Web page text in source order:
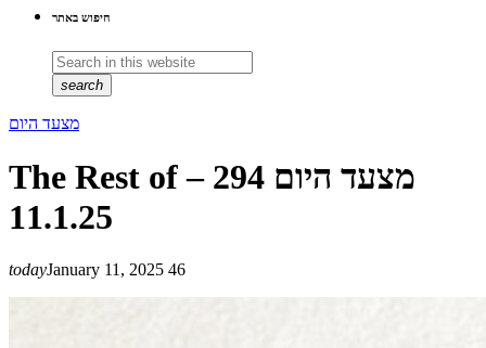
חיפוש באתר
search
מצעד היום
The Rest of מצעד היום 294 –
11.1.25
todayJanuary 11, 2025 46